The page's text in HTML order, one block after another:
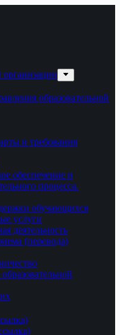
организации
образовательной
и требования
обеспечение и
процесса.
обучающихся
услуги
деятельность
(перевода)